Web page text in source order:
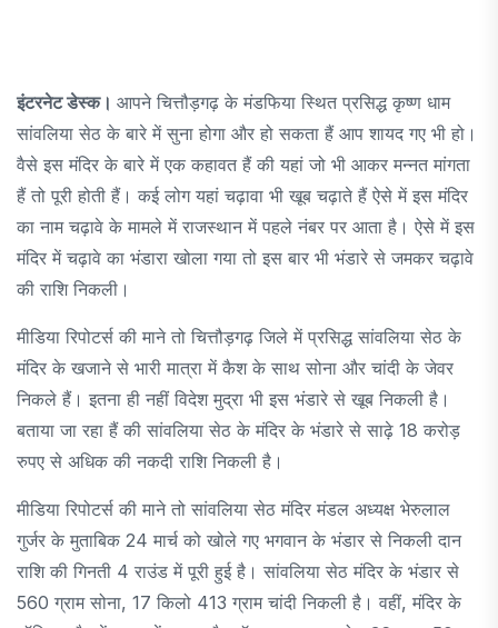
इंटरनेट डेस्क। आपने चित्तौड़गढ़ के मंडफिया स्थित प्रसिद्ध कृष्ण धाम
सांवलिया सेठ के बारे में सुना होगा और हो सकता हैं आप शायद गए भी हो।
वैसे इस मंदिर के बारे में एक कहावत हैं की यहां जो भी आकर मन्नत मांगता
हैं तो पूरी होती हैं। कई लोग यहां चढ़ावा भी खूब चढ़ाते हैं ऐसे में इस मंदिर
का नाम चढ़ावे के मामले में राजस्थान में पहले नंबर पर आता है। ऐसे में इस
मंदिर में चढ़ावे का भंडारा खोला गया तो इस बार भी भंडारे से जमकर चढ़ावे
की राशि निकली।
मीडिया रिपोटर्स की माने तो चित्तौड़गढ़ जिले में प्रसिद्ध सांवलिया सेठ के
मंदिर के खजाने से भारी मात्रा में कैश के साथ सोना और चांदी के जेवर
निकले हैं। इतना ही नहीं विदेश मुद्रा भी इस भंडारे से खूब निकली है।
बताया जा रहा हैं की सांवलिया सेठ के मंदिर के भंडारे से साढ़े 18 करोड़
रुपए से अधिक की नकदी राशि निकली है।
मीडिया रिपोटर्स की माने तो सांवलिया सेठ मंदिर मंडल अध्यक्ष भेरुलाल
गुर्जर के मुताबिक 24 मार्च को खोले गए भगवान के भंडार से निकली दान
राशि की गिनती 4 राउंड में पूरी हुई है। सांवलिया सेठ मंदिर के भंडार से
560 ग्राम सोना, 17 किलो 413 ग्राम चांदी निकली है। वहीं, मंदिर के